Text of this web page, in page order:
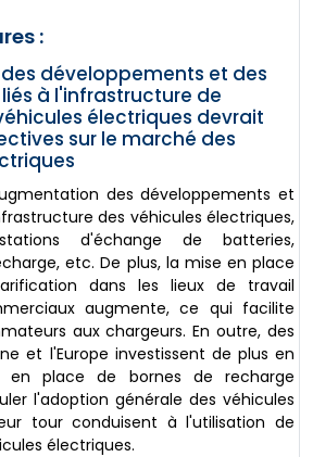
:
développements et des
à l'infrastructure de
électriques devrait
sur le marché des
des développements et
des véhicules électriques,
d'échange de batteries,
etc. De plus, la mise en place
dans les lieux de travail
augmente, ce qui facilite
aux chargeurs. En outre, des
et l'Europe investissent de plus en
place de bornes de recharge
l'adoption générale des véhicules
tour conduisent à l'utilisation de
électriques.